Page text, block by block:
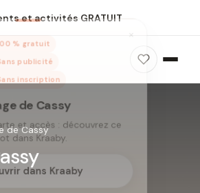
et activités GRATUIT
100 % gratuit
de Cassy
de Cassy